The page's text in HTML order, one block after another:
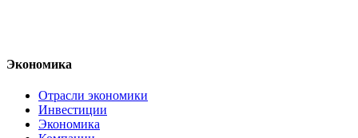
Экономика
Отрасли экономики
Инвестиции
Экономика